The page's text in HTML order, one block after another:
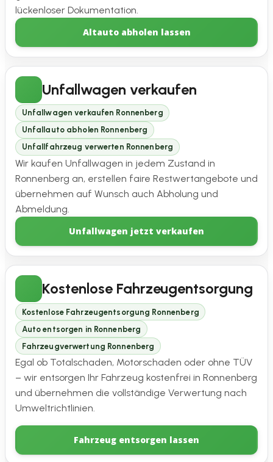
lückenloser Dokumentation.
Altauto abholen lassen
Unfallwagen verkaufen
Unfallwagen verkaufen Ronnenberg
Unfallauto abholen Ronnenberg
Unfallfahrzeug verwerten Ronnenberg
Wir kaufen Unfallwagen in jedem Zustand in
Ronnenberg an, erstellen faire Restwertangebote und
übernehmen auf Wunsch auch Abholung und
Abmeldung.
Unfallwagen jetzt verkaufen
Kostenlose Fahrzeugentsorgung
Kostenlose Fahrzeugentsorgung Ronnenberg
Auto entsorgen in Ronnenberg
Fahrzeugverwertung Ronnenberg
Egal ob Totalschaden, Motorschaden oder ohne TÜV
– wir entsorgen Ihr Fahrzeug kostenfrei in Ronnenberg
und übernehmen die vollständige Verwertung nach
Umweltrichtlinien.
Fahrzeug entsorgen lassen